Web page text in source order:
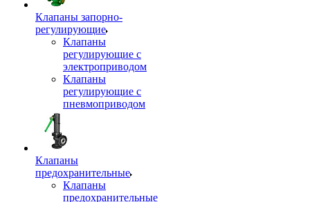
Клапаны запорно-
регулирующие
Клапаны
регулирующие с
электроприводом
Клапаны
регулирующие с
пневмоприводом
Клапаны
предохранительные
Клапаны
предохранительные